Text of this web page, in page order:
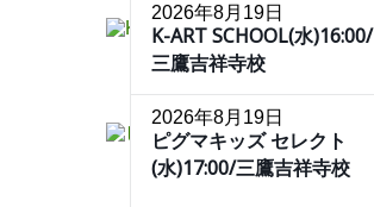
2026年8月19日
K-ART SCHOOL(水)16:00/
三鷹吉祥寺校
2026年8月19日
ピグマキッズ セレクト
(水)17:00/三鷹吉祥寺校